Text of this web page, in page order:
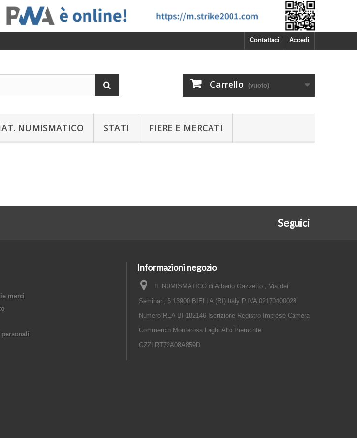
Accedi
Contattaci
Carrello (vuoto)
NUMISMATICO STATI FIERE E MERCATI
Seguici
merci
Informazioni negozio
IL NUMISMATICO di Alberto Gazzetto , Via dei
Seminari, 6 13900 BIELLA (BI) Italy P.IVA 02170400028
Numero REA BI-182146 Iscrizione Registro Imprese Camera
Commercio Monterosa Laghi Alto Piemonte
GZZLRT72A08A859D